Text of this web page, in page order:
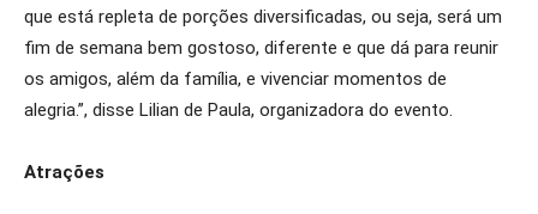
que está repleta de porções diversificadas, ou seja, será um
fim de semana bem gostoso, diferente e que dá para reunir
os amigos, além da família, e vivenciar momentos de
alegria.”, disse Lilian de Paula, organizadora do evento.
Atrações